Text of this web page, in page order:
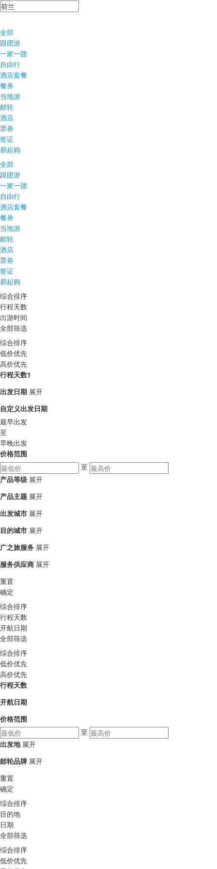
全部
跟团游
一家一团
自由行
酒店套餐
餐券
当地游
邮轮
酒店
票劵
签证
易起购
全部
跟团游
一家一团
自由行
酒店套餐
餐券
当地游
邮轮
酒店
票劵
签证
易起购
综合排序
行程天数
出游时间
全部筛选
综合排序
低价优先
高价优先
行程天数1
出发日期 展开
自定义出发日期
最早出发
至
早晚出发
价格范围
至
产品等级 展开
产品主题 展开
出发城市 展开
目的城市 展开
广之旅服务 展开
服务供应商 展开
重置
确定
综合排序
行程天数
开航日期
全部筛选
综合排序
低价优先
高价优先
行程天数
开航日期
价格范围
至
出发地 展开
邮轮品牌 展开
重置
确定
综合排序
目的地
日期
全部筛选
综合排序
低价优先